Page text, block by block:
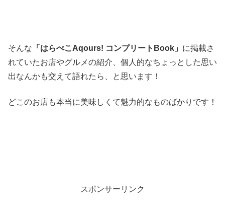
そんな 「はらぺこAqours! コンプリートBook」 に掲載さ
れていたお店やグルメの紹介、個人的なちょっとした思い
出なんかも交えて語れたら、と思います！
どこのお店も本当に美味しくて魅力的なものばかりです！
スポンサーリンク